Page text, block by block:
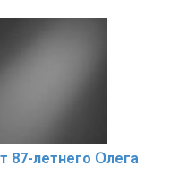
87-лeтнего Օлега